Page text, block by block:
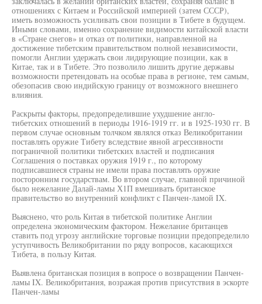
отношениях с Китаем и Российской империей (затем СССР),
иметь возможность усиливать свои позиции в Тибете в будущем.
Иными словами, именно сохранение видимости китайской власти
в «Стране снегов» и отказ от политики, направленной на
достижение тибетским правительством полной независимости,
помогли Англии удержать свои лидирующие позиции, как в
Китае, так и в Тибете. Это позволило лишить другие державы
возможности претендовать на особые права в регионе, тем самым,
обезопасив свою индийскую границу от возможного внешнего
влияния.
Раскрыты факторы, предопределившие ухудшение англо-
тибетских отношений в периоды 1916-1919 гг. и в 1925-1930 гг. В
первом случае основным толчком являлся отказ Великобритании
поставлять оружие Тибету вследствие явной агрессивности
пограничной политики тибетских властей и подписания
Соглашения о поставках оружия 1919 г., по которому
подписавшиеся страны не имели права поставлять оружие
посторонним государствам. Во втором случае, главной причиной
было нежелание Далай-ламы Х1П вмешивать британское
правительство во внутренний конфликт с Панчен-ламой IX.
Выяснено, что роль Китая в тибетской политике Англии
определена экономическим фактором. Нежелание британцев
ставить под угрозу английские торговые позиции предопределило
уступчивость Великобритании по ряду вопросов, касающихся
Тибета, в пользу Китая.
Выявлена британская позиция в вопросе о возвращении Панчен-
ламы IX. Великобритания, возражая против присутствия в эскорте
Панчен-ламы